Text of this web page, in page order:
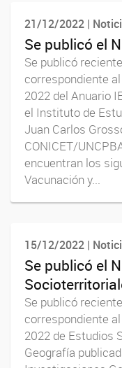
21/12/2022 |
Se publicó el
Se publicó
correspondiente
2022 del Anuario
el Instituto de
Juan Carlos
CONICET/
encuentran los
Vacunación y...
15/12/2022 |
Se publicó el
Se publicó
correspondiente
2022 de Estudios
Geografía